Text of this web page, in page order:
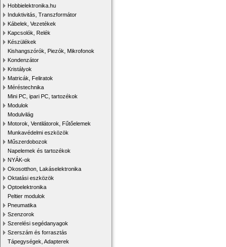
Hobbielektronika.hu
Induktivitás, Transzformátor
Kábelek, Vezetékek
Kapcsolók, Relék
Készülékek
Kishangszórók, Piezók, Mikrofonok
Kondenzátor
Kristályok
Matricák, Feliratok
Méréstechnika
Mini PC, ipari PC, tartozékok
Modulok
Modulvilág
Motorok, Ventilátorok, Fűtőelemek
Munkavédelmi eszközök
Műszerdobozok
Napelemek és tartozékok
NYÁK-ok
Okosotthon, Lakáselektronika
Oktatási eszközök
Optoelektronika
Peltier modulok
Pneumatika
Szenzorok
Szerelési segédanyagok
Szerszám és forrasztás
Tápegységek, Adapterek